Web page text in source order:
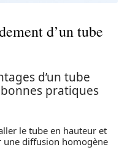
d’un tube
d’un tube
pratiques
le tube en hauteur et
une diffusion homogène